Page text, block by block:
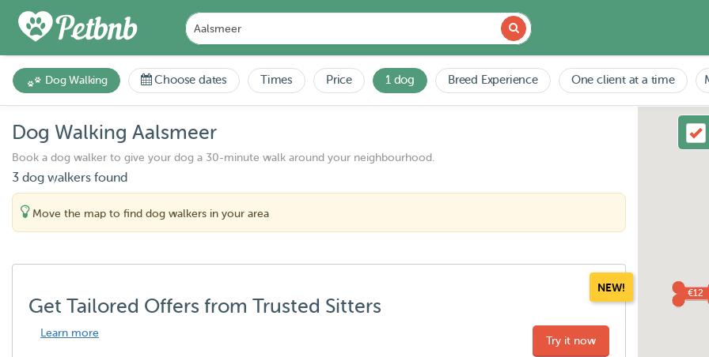
Dog Walking Choose dates Times Price 1 dog Breed Experience One client at a time
Dog Walking Aalsmeer
Book a dog walker to give your dog a 30-minute walk around your neighbourhood.
3 dog walkers found
Move the map to find dog walkers in your area
NEW!
Get Tailored Offers from Trusted Sitters
Learn more
Try it now
€12